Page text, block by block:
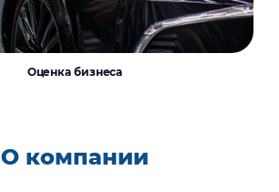
Оценка бизнеса
О компании